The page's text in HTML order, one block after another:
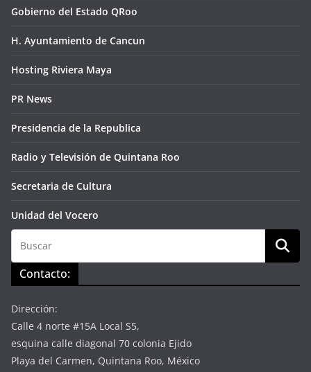
Gobierno del Estado QRoo
H. Ayuntamiento de Cancun
Hosting Riviera Maya
PR News
Presidencia de la Republica
Radio y Televisión de Quintana Roo
Secretaria de Cultura
Unidad del Vocero
Contacto:
Dirección:
Calle 4 norte #15A Local S5,
esquina calle diagonal 70 colonia Ejido
Playa del Carmen, Quintana Roo, México